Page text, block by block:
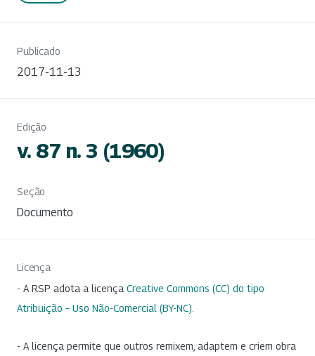
Publicado
2017-11-13
Edição
v. 87 n. 3 (1960)
Seção
Documento
Licença
- A RSP adota a licença Creative Commons (CC) do tipo
Atribuição – Uso Não-Comercial (BY-NC)
- A licença permite que outros remixem, adaptem e criem obra